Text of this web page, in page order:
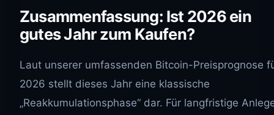
Zusammenfassung: Ist 2026 ein
gutes Jahr zum Kaufen?
Laut unserer umfassenden Bitcoin-Preisprognose
2026 stellt dieses Jahr eine klassische
„Reakkumulationsphase“ dar. Für langfristige